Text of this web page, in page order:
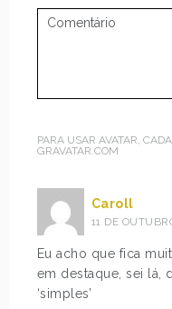
PARA USAR AVATAR,
GRAVATAR.COM
Caroll
11 DE
Eu acho que fica
em destaque, sei lá,
‘simples’